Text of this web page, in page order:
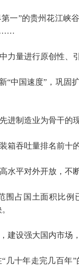
”的贵州花江峡
量进行原创性、
国速度”，巩固
制造业为骨干的
吞吐量排名前十
平对外开放，不
占国土面积比例
设强大国内市场
十年走完几百年”